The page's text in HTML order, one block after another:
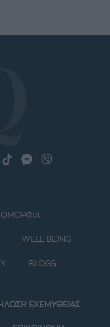
ΟΜΟΡΦΙΑ
WELL BEING
BLOGS
ΕΧΕΜΥΘΕΙΑΣ